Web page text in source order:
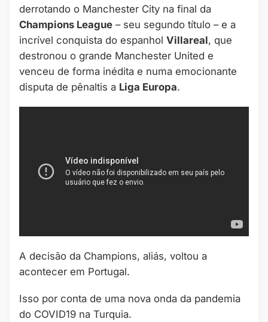
derrotando o Manchester City na final da
Champions League – seu segundo título – e a
incrível conquista do espanhol Villareal, que
destronou o grande Manchester United e
venceu de forma inédita e numa emocionante
disputa de pênaltis a Liga Europa.
A decisão da Champions, aliás, voltou a
acontecer em Portugal.
Isso por conta de uma nova onda da pandemia
do COVID19 na Turquia.